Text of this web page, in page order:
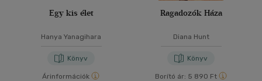
Egy kis élet
Hanya Yanagihara
Könyv
Árinformációk
Ragadozók Háza
Diana Hunt
Könyv
Borító ár: 5 890 Ft